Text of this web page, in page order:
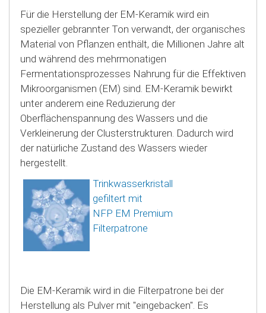
Für die Herstellung der EM-Keramik wird ein
spezieller gebrannter Ton verwandt, der organisches
Material von Pflanzen enthält, die Millionen Jahre alt
und während des mehrmonatigen
Fermentationsprozesses Nahrung für die Effektiven
Mikroorganismen (EM) sind. EM-Keramik bewirkt
unter anderem eine Reduzierung der
Oberflächenspannung des Wassers und die
Verkleinerung der Clusterstrukturen. Dadurch wird
der natürliche Zustand des Wassers wieder
hergestellt.
Trinkwasserkristall
gefiltert mit
NFP EM Premium
Filterpatrone
Die EM-Keramik wird in die Filterpatrone bei der
Herstellung als Pulver mit "eingebacken". Es